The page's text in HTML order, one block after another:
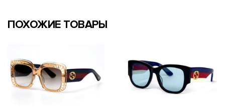
ПОХОЖИЕ ТОВАРЫ